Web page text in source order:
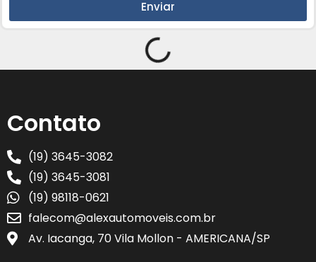
Enviar
Contato
(19) 3645-3082
(19) 3645-3081
(19) 98118-0621
falecom@alexautomoveis.com.br
Av. Iacanga, 70 Vila Mollon - AMERICANA/SP